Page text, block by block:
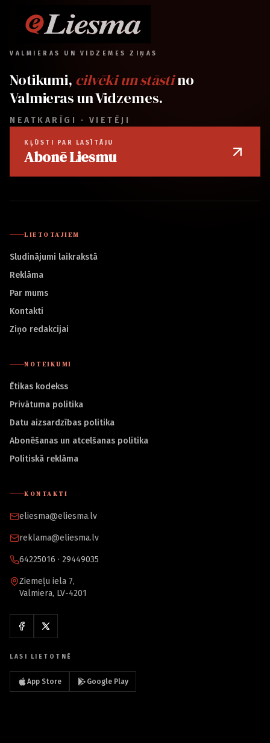
VALMIERAS UN VIDZEMES ZIŅAS
Notikumi, cilvēki un stāstino
Valmieras un Vidzemes.
NEATKARĪGI · VIETĒJI
KĻŪSTI PAR LASĪTĀJU
Abonē Liesmu
LIETOTĀJIEM
Sludinājumi laikrakstā
Reklāma
Par mums
Kontakti
Ziņo redakcijai
NOTEIKUMI
Ētikas kodekss
Privātuma politika
Datu aizsardzības politika
Abonēšanas un atcelšanas politika
Politiskā reklāma
KONTAKTI
eliesma@eliesma.lv
reklama@eliesma.lv
64225016 · 29449035
Ziemeļu iela 7,
Valmiera, LV-4201
LASI LIETOTNĒ
App Store Google Play